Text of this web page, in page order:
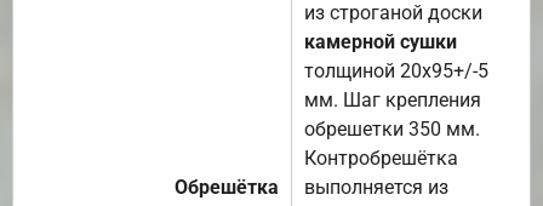
Обрешётка
из строганой доски
камерной сушки
толщиной 20х95+/-5
мм. Шаг крепления
обрешетки 350 мм.
Контробрешётка
выполняется из